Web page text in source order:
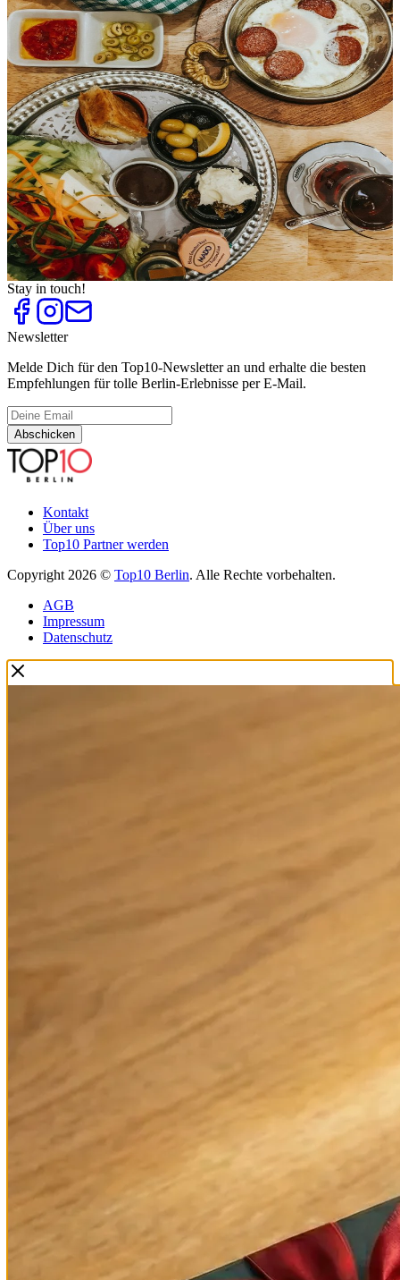
Brunch am Sonntag
Top10
Cafes mit Sonnenschein
Top10
Frühstück im Café
Top10
Frühstück im Grünen
Top10
Kaffeeröstereien
Top10
Matcha und Matcha Tee
Top10
Szene-Frühstück
Top10
Teesalons und Teehäuser
Top10
Türkisches Frühstück
Stay in touch!
Newsletter
Melde Dich für den Top10-Newsletter an und erhalte die besten
Empfehlungen für tolle Berlin-Erlebnisse per E-Mail.
Abschicken
Kontakt
Über uns
Top10 Partner werden
Copyright 2026 © Top10 Berlin. Alle Rechte vorbehalten.
AGB
Impressum
Datenschutz